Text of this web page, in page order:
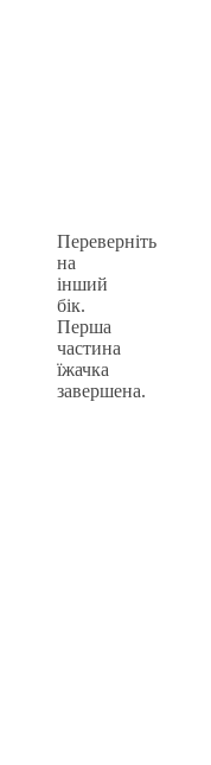
Переверніть
на
інший
бік.
Перша
частина
їжачка
завершена.